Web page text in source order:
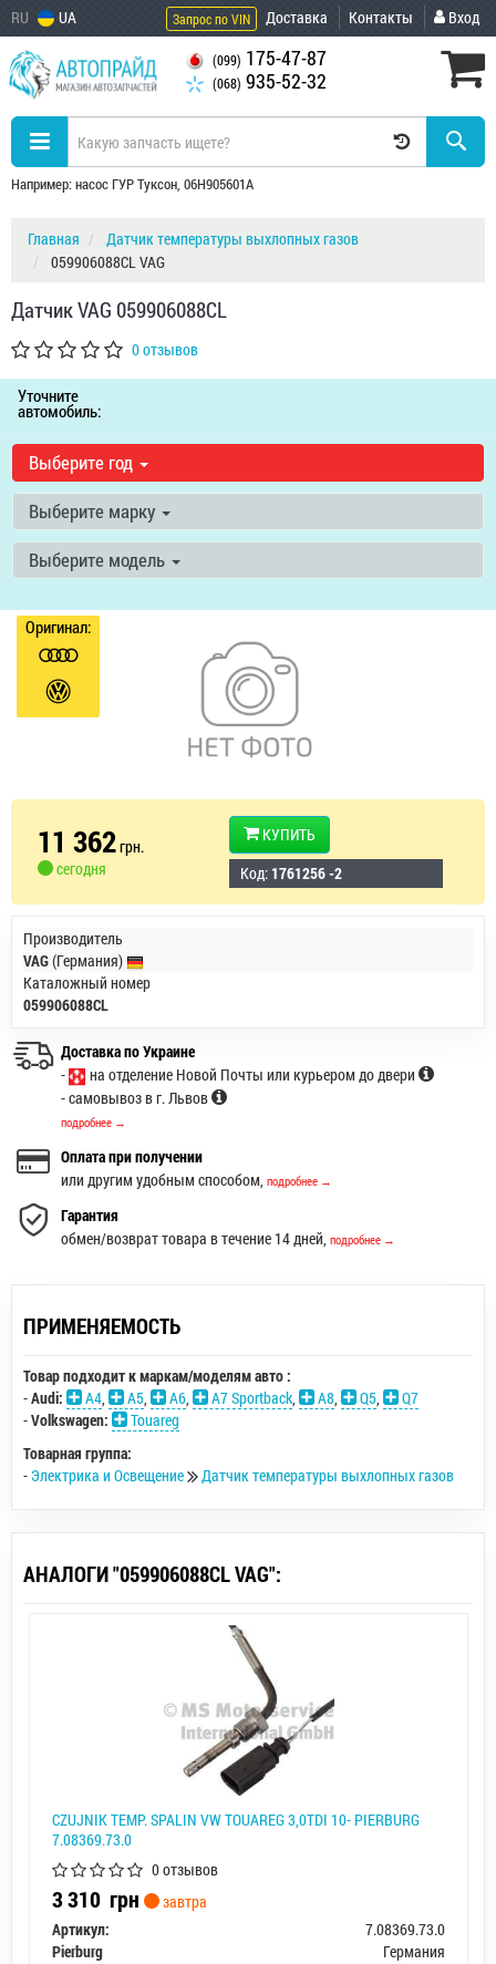
RU UA Запрос по VIN Доставка Контакты Вход
(099) 175-47-87
(068) 935-52-32
Например: насос ГУР Туксон, 06H905601A
Главная
Датчик температуры выхлопных газов
059906088CL VAG
Датчик VAG 059906088CL
0 отзывов
Уточните
автомобиль:
Выберите год
Выберите марку
Выберите модель
Оригинал:
11 362грн.
сегодня
КУПИТЬ
Код: 1761256 -2
Производитель
VAG(Германия)
Каталожный номер
059906088CL
Доставка по Украине
-
на отделение Новой Почты или курьером до двери
- самовывоз в г. Львов
подробнее →
Оплата при получении
или другим удобным способом, подробнее →
Гарантия
обмен/возврат товара в течение 14 дней, подробнее →
ПРИМЕНЯЕМОСТЬ
Товар подходит к маркам/моделям авто :
-Audi: A4, A5, A6, A7 Sportback, A8, Q5,
Q7
-Volkswagen:
Touareg
Товарная группа:
- Электрика и Освещение Датчик температуры выхлопных газов
АНАЛОГИ "059906088CL VAG":
CZUJNIK TEMP. SPALIN VW TOUAREG 3,0TDI 10- PIERBURG
7.08369.73.0
0 отзывов
3 310 грн
завтра
Артикул:
7.08369.73.0
Pierburg
Германия